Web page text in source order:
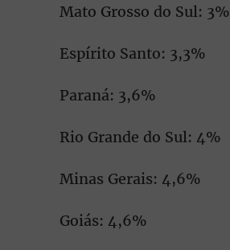
Mato Grosso do Sul: 3%
Espírito Santo: 3,3%
Paraná: 3,6%
Rio Grande do Sul: 4%
Minas Gerais: 4,6%
Goiás: 4,6%